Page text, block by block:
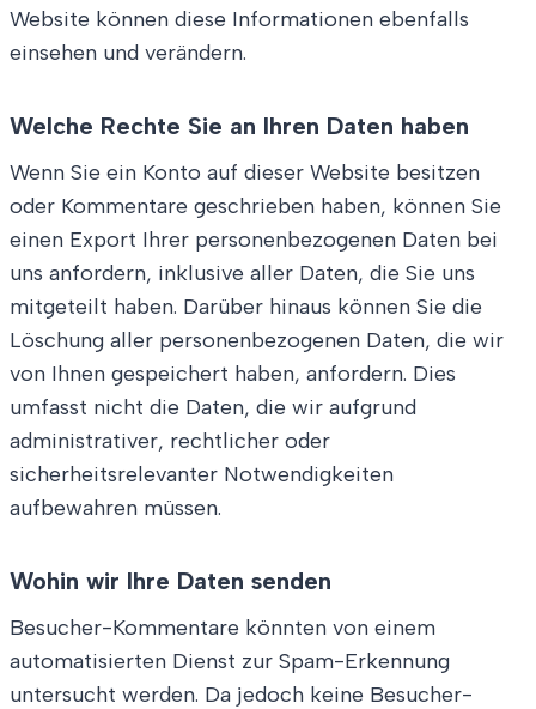
Website können diese Informationen ebenfalls
einsehen und verändern.
Welche Rechte Sie an Ihren Daten haben
Wenn Sie ein Konto auf dieser Website besitzen
oder Kommentare geschrieben haben, können Sie
einen Export Ihrer personenbezogenen Daten bei
uns anfordern, inklusive aller Daten, die Sie uns
mitgeteilt haben. Darüber hinaus können Sie die
Löschung aller personenbezogenen Daten, die wir
von Ihnen gespeichert haben, anfordern. Dies
umfasst nicht die Daten, die wir aufgrund
administrativer, rechtlicher oder
sicherheitsrelevanter Notwendigkeiten
aufbewahren müssen.
Wohin wir Ihre Daten senden
Besucher-Kommentare könnten von einem
automatisierten Dienst zur Spam-Erkennung
untersucht werden. Da jedoch keine Besucher-